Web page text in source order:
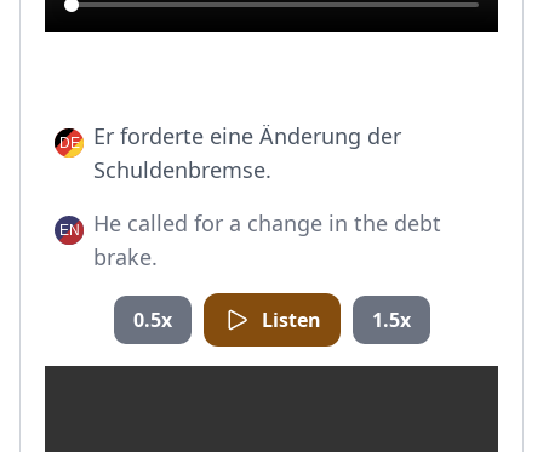
Er forderte eine Änderung der
Schuldenbremse.
He called for a change in the debt
brake.
0.5x Listen 1.5x